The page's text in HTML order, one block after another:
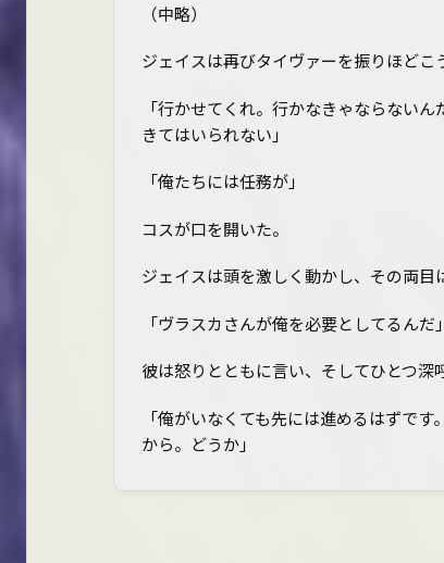
（中略）
ジェイスは再びタイヴァーを振りほどこ
「行かせてくれ。行かなきゃならない
きてはいられない」
「俺たちには任務が――」
コスが口を開いた。
ジェイスは頭を激しく動かし、その両目
「ヴラスカさんが俺を必要としてるんだ」
彼は怒りとともに言い、そしてひとつ深
「俺がいなくても先には進めるはずで
から。どうか」